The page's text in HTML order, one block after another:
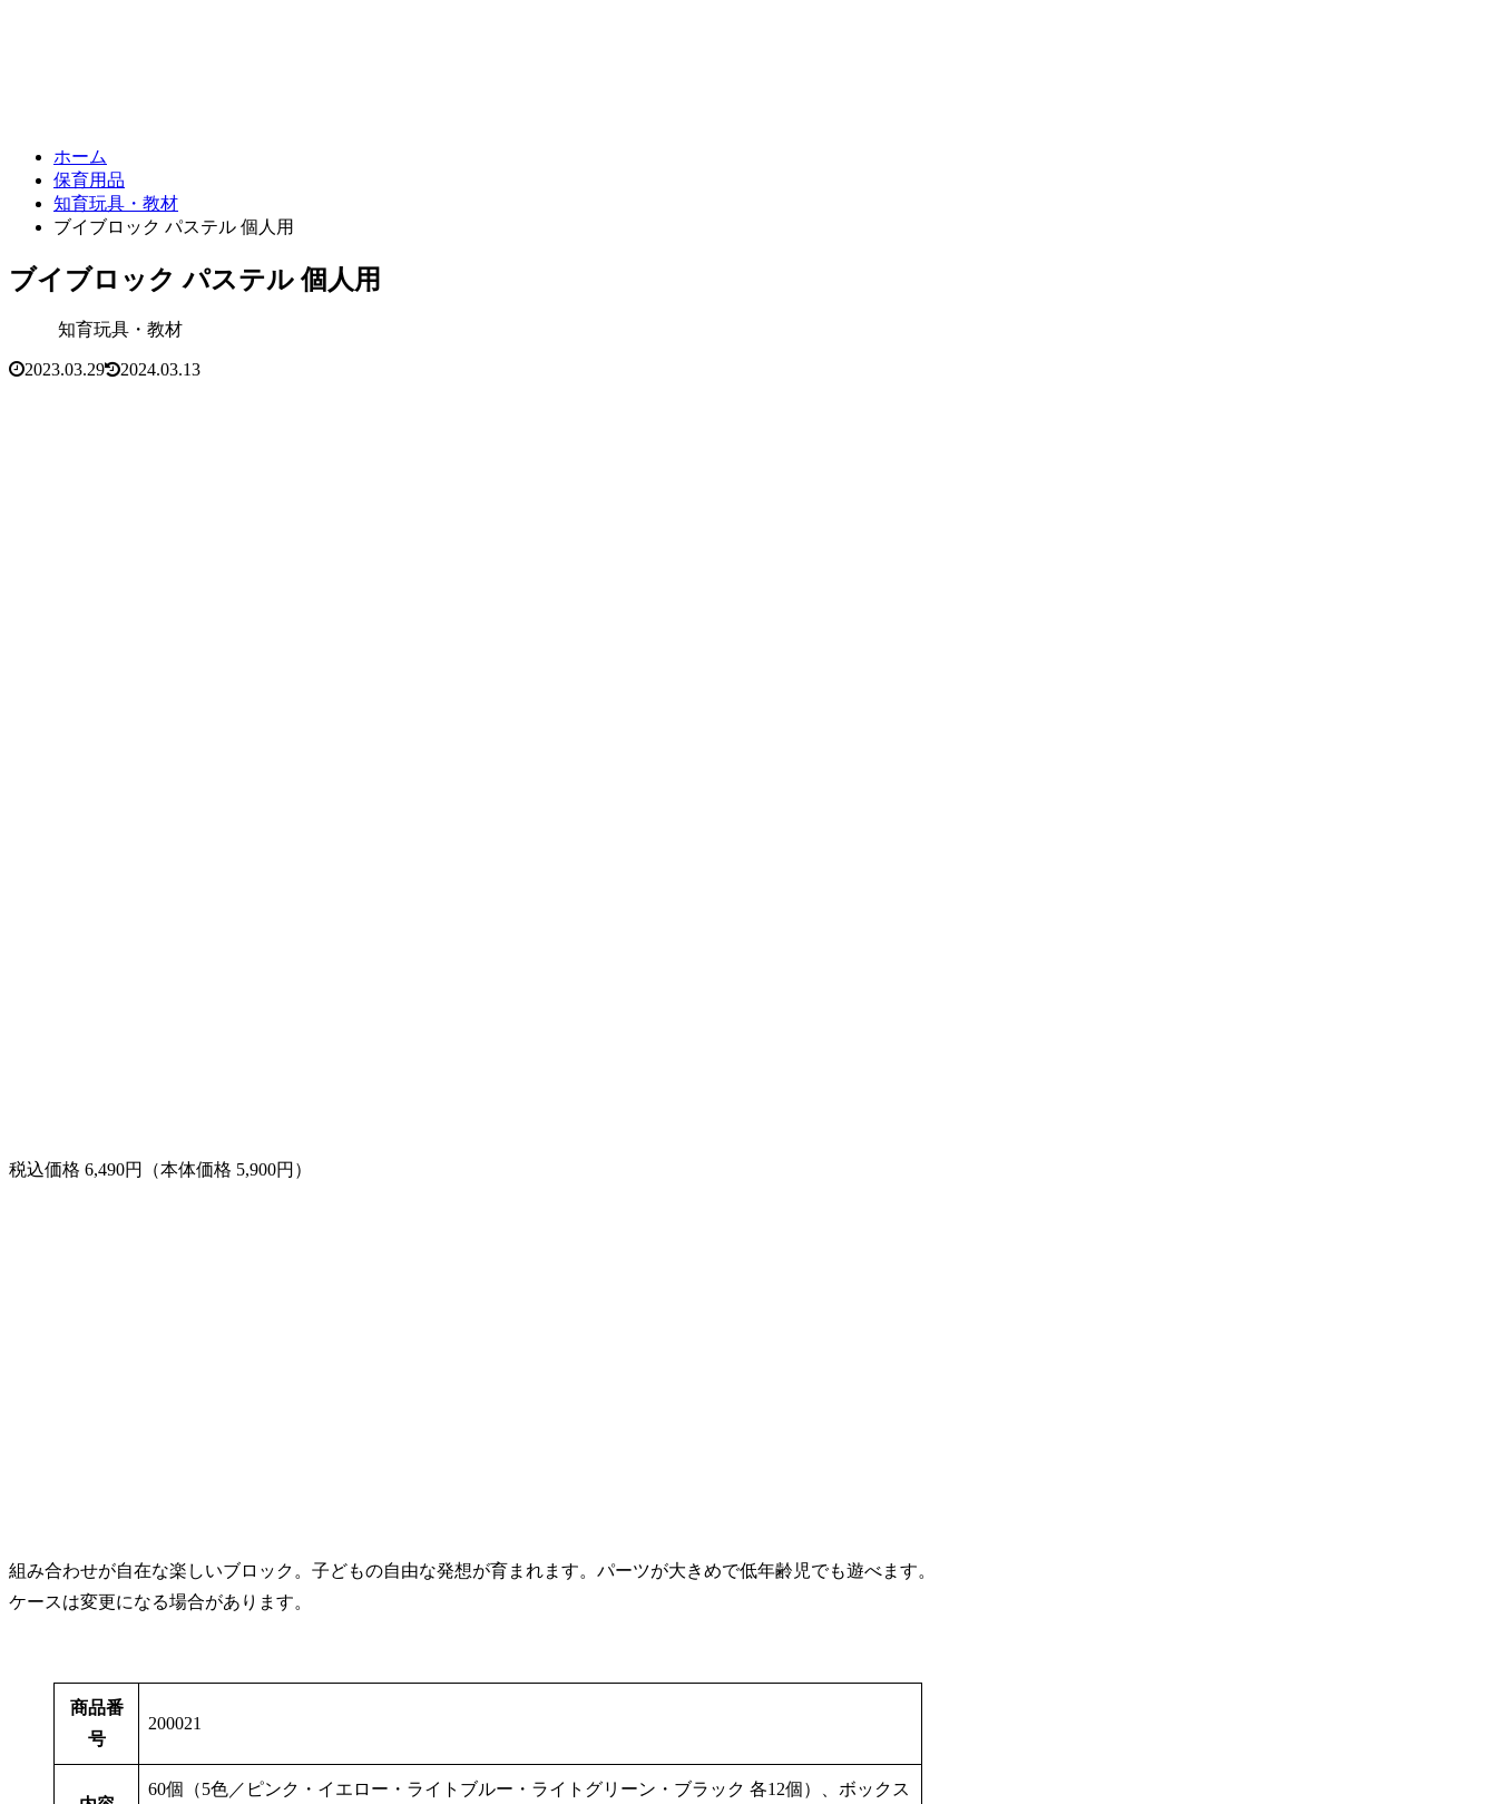
ホーム
保育用品
知育玩具・教材
ブイブロック パステル 個人用
ブイブロック パステル 個人用
知育玩具・教材
2023.03.29 2024.03.13
税込価格 6,490円（本体価格 5,900円）
組み合わせが自在な楽しいブロック。子どもの自由な発想が育まれます。パーツが大きめで低年齢児でも遊べます。
ケースは変更になる場合があります。
商品番
号
200021
60個（5色／ピンク・イエロー・ライトブルー・ライトグリーン・ブラック 各12個）、ボックス